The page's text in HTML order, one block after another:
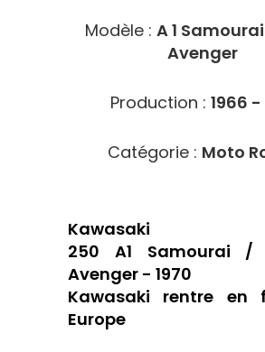
Modèle : A 1
Avenger
Production : 1966 -
Catégorie : Moto
Kawasaki
250 A1 Samourai /
Avenger - 1970
Kawasaki rentre en
Europe